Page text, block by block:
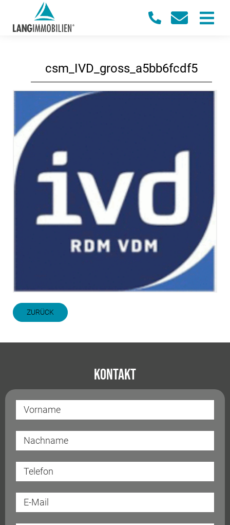
csm_IVD_gross_a5bb6fcdf5
ZURÜCK
Kontakt